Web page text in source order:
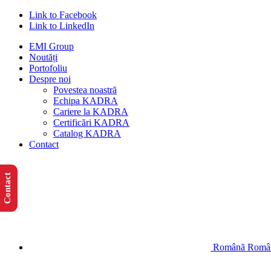
Link to Facebook
Link to LinkedIn
EMI Group
Noutăți
Portofoliu
Despre noi
Povestea noastră
Echipa KADRA
Cariere la KADRA
Certificări KADRA
Catalog KADRA
Contact
Română
Contact